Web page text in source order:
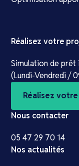
Réalisez votre
Simulation de
(Lundi-Vendredi /
Réalisez
Nous contacter
05 47 29 70 14
Nos actualités